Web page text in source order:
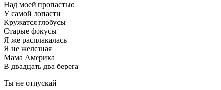
Над моей пропастью
У самой лопасти
Кружатся глобусы
Старые фокусы
Я же расплакалась
Я не железная
Мама Америка
В двадцать два берега
Ты не отпускай